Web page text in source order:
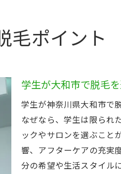
割や都度払いで賢く脱毛を始め
脱毛を始めるなら知りたい基
脱毛とサロン脱毛、学生に合
や期間、効果の違いを正しく
療脱毛が受けられる大和市の特
前に知っておきたい安全性と
生が最初に知るべき脱毛の仕
毛を検討する学生に役立つ情
毛ポイント
学生が大和市で脱毛
学生が神奈川県大和市で
なぜなら、学生は限られ
ックやサロンを選ぶこと
響、アフターケアの充実
分の希望や生活スタイル